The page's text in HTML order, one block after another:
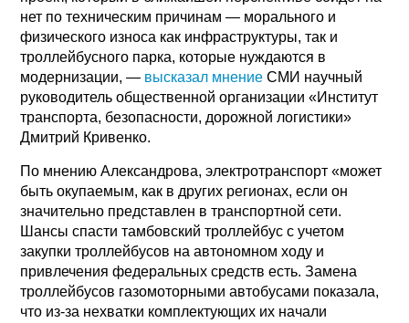
нет по техническим причинам — морального и
физического износа как инфраструктуры, так и
троллейбусного парка, которые нуждаются в
модернизации, — высказал мнение СМИ научный
руководитель общественной организации «Институт
транспорта, безопасности, дорожной логистики»
Дмитрий Кривенко.
По мнению Александрова, электротранспорт «может
быть окупаемым, как в других регионах, если он
значительно представлен в транспортной сети.
Шансы спасти тамбовский троллейбус с учетом
закупки троллейбусов на автономном ходу и
привлечения федеральных средств есть. Замена
троллейбусов газомоторными автобусами показала,
что из-за нехватки комплектующих их начали